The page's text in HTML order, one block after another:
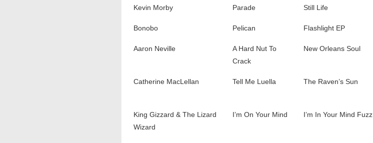
Kevin Morby Parade Still Life
Bonobo Pelican Flashlight EP
Aaron Neville
A Hard Nut To
Crack
New Orleans Soul
Catherine MacLellan Tell Me Luella The Raven’s Sun
King Gizzard & The Lizard
Wizard
I’m On Your Mind I’m In Your Mind Fuzz